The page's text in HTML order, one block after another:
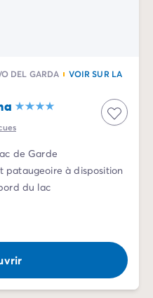
DEL GARDA
VOIR SUR LA
de Garde
pataugeoire à disposition
du lac